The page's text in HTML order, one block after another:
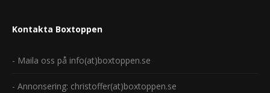
Kontakta Boxtoppen
- Maila oss på info(at)boxtoppen.se
- Annonsering: christoffer(at)boxtoppen.se